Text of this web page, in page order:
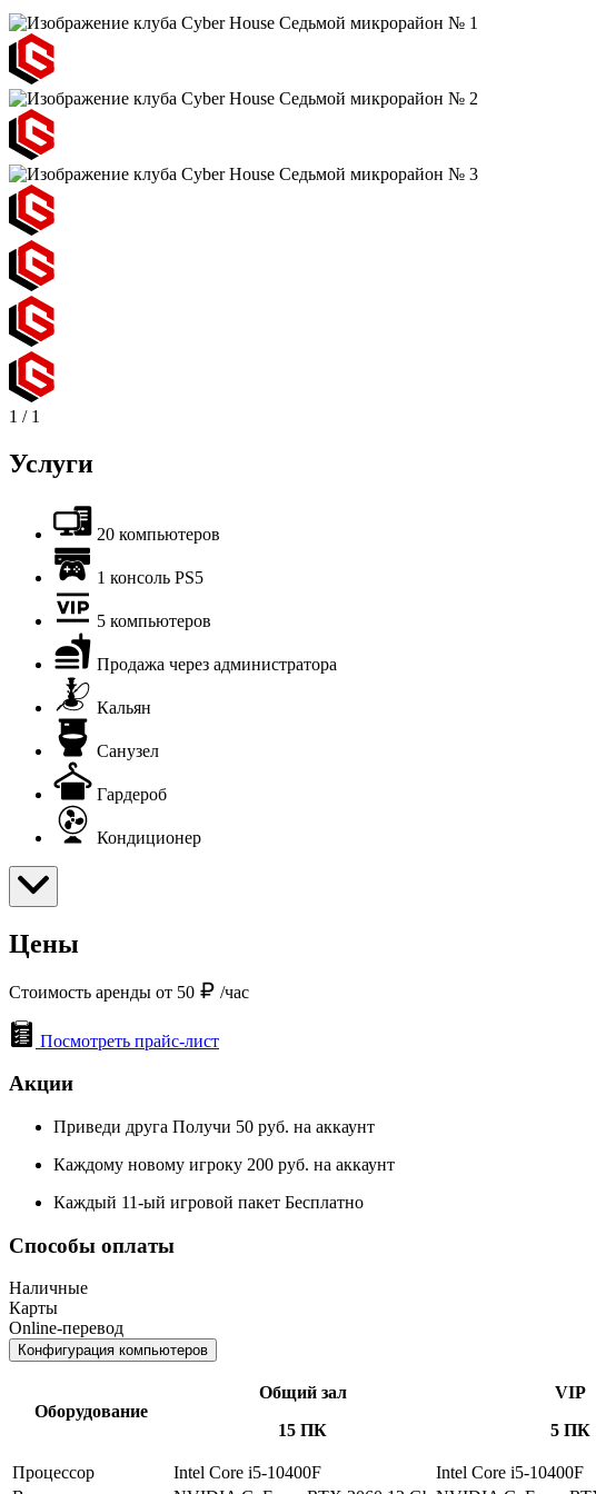
1 / 1
Услуги
20 компьютеров
1 консоль PS5
5 компьютеров
Продажа через администратора
Кальян
Санузел
Гардероб
Кондиционер
Цены
Стоимость аренды от 50 /час
Посмотреть прайс-лист
Акции
Приведи друга Получи 50 руб. на аккаунт
Каждому новому игроку 200 руб. на аккаунт
Каждый 11-ый игровой пакет Бесплатно
Способы оплаты
Наличные
Карты
Online-перевод
Конфигурация компьютеров
Оборудование
Общий зал
15 ПК
VIP
5 ПК
Процессор Intel Core i5-10400F
Intel Core i5-10400F